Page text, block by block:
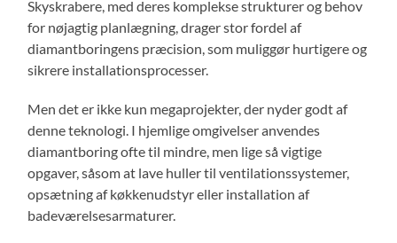
Skyskrabere, med deres komplekse strukturer og behov
for nøjagtig planlægning, drager stor fordel af
diamantboringens præcision, som muliggør hurtigere og
sikrere installationsprocesser.
Men det er ikke kun megaprojekter, der nyder godt af
denne teknologi. I hjemlige omgivelser anvendes
diamantboring ofte til mindre, men lige så vigtige
opgaver, såsom at lave huller til ventilationssystemer,
opsætning af køkkenudstyr eller installation af
badeværelsesarmaturer.